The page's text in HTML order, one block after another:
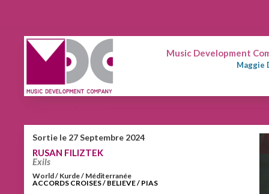
Music Development
Maggie
Sortie le 27 Septembre 2024
RUSAN FILIZTEK
Exils
World / Kurde / Méditerranée
ACCORDS CROISES / BELIEVE / PIAS